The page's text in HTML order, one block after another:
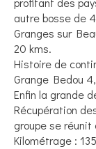
autre bosse de
Granges sur
20 kms.
Histoire de
Grange Bedou
Enfin la grande
Récupération
groupe se réunit
Kilométrage :